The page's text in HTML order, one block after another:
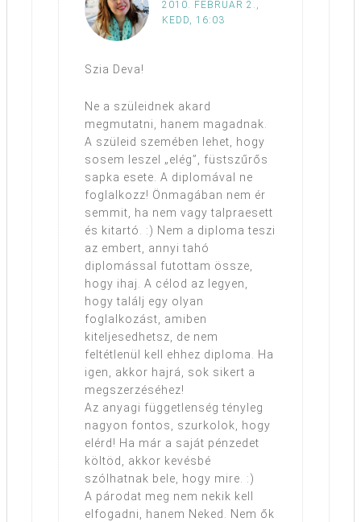
2010. FEBRUÁR 2.,
KEDD, 16:03
Szia Deva!
Ne a szüleidnek akard
megmutatni, hanem magadnak.
A szüleid szemében lehet, hogy
sosem leszel „elég”, füstszűrős
sapka esete. A diplomával ne
foglalkozz! Önmagában nem ér
semmit, ha nem vagy talpraesett
és kitartó. :) Nem a diploma teszi
az embert, annyi tahó
diplomással futottam össze,
hogy ihaj. A célod az legyen,
hogy találj egy olyan
foglalkozást, amiben
kiteljesedhetsz, de nem
feltétlenül kell ehhez diploma. Ha
igen, akkor hajrá, sok sikert a
megszerzéséhez!
Az anyagi függetlenség tényleg
nagyon fontos, szurkolok, hogy
elérd! Ha már a saját pénzedet
költöd, akkor kevésbé
szólhatnak bele, hogy mire. :)
A párodat meg nem nekik kell
elfogadni, hanem Neked. Nem ők